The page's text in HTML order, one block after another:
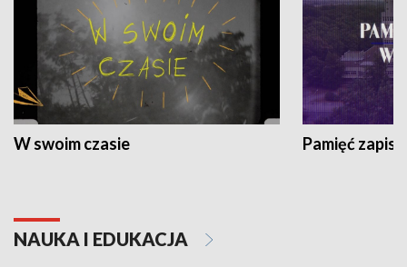
W swoim czasie Pamięć
NAUKA I EDUKACJA